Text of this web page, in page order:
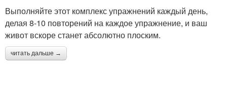
Выполняйте этот комплекс упражнений каждый день,
делая 8-10 повторений на каждое упражнение, и ваш
живот вскоре станет абсолютно плоским.
читать дальше →